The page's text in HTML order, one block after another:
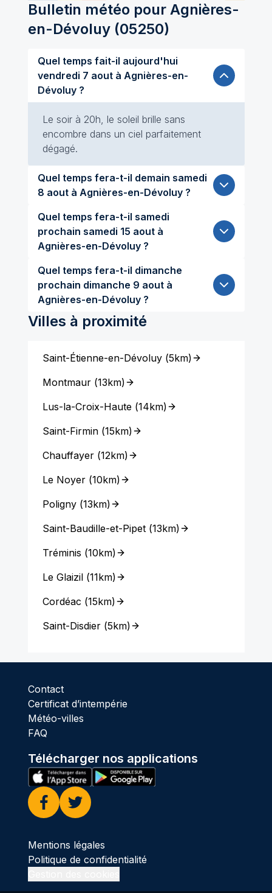
Bulletin météo pour Agnières-
en-Dévoluy(05250)
Quel temps fait-il aujourd'hui
vendredi 7 aout à Agnières-en-
Dévoluy ?
Le soir à 20h, le soleil brille sans
encombre dans un ciel parfaitement
dégagé.
Quel temps fera-t-il demain samedi
8 aout à Agnières-en-Dévoluy ?
Quel temps fera-t-il samedi
prochain samedi 15 aout à
Agnières-en-Dévoluy ?
Quel temps fera-t-il dimanche
prochain dimanche 9 aout à
Agnières-en-Dévoluy ?
Villes à proximité
Saint-Étienne-en-Dévoluy(5km)
Montmaur(13km)
Lus-la-Croix-Haute(14km)
Saint-Firmin(15km)
Chauffayer(12km)
Le Noyer(10km)
Poligny(13km)
Saint-Baudille-et-Pipet(13km)
Tréminis (10km)
Le Glaizil(11km)
Cordéac (15km)
Saint-Disdier(5km)
Contact
Certificat d’intempérie
Météo-villes
FAQ
Télécharger nos applications
Facebook
Twitter
Mentions légales
Politique de confidentialité